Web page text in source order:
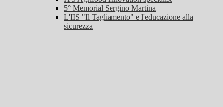
5° Memorial Sergino Martina
L'IIS "Il Tagliamento" e l'educazione alla
sicurezza